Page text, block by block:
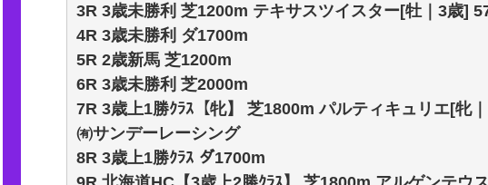
3R 3歳未勝利 芝1200m テキサスツイスター[牡｜3歳]
4R 3歳未勝利 ダ1700m
5R 2歳新馬 芝1200m
6R 3歳未勝利 芝2000m
7R 3歳上1勝ｸﾗｽ【牝】 芝1800m パルティキュリエ[牝
㈲サンデーレーシング
8R 3歳上1勝ｸﾗｽ ダ1700m